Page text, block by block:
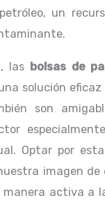
un
las bolsas de
solución
son
Optar por
imagen de
activa a